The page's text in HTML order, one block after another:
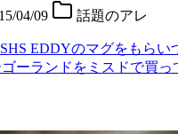
04/09 話題のアレ
EDDYのマグをもらい
ーランドをミスドで買っ